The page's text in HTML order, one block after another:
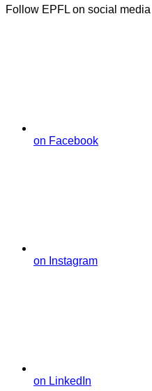
Follow EPFL on social media
on Facebook
on Instagram
on LinkedIn